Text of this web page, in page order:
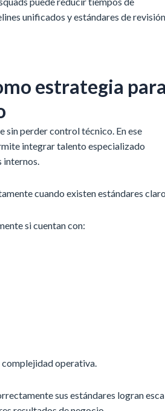
unificados y estándares de
estrategia para
sin perder control técnico. En ese
integrar talento especializado
cuando existen estándares
si cuentan con:
operativa.
sus estándares logran